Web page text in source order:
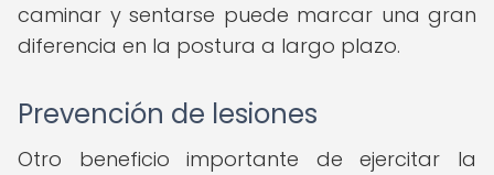
caminar y sentarse puede marcar una gran
diferencia en la postura a largo plazo.
Prevención de lesiones
Otro beneficio importante de ejercitar la